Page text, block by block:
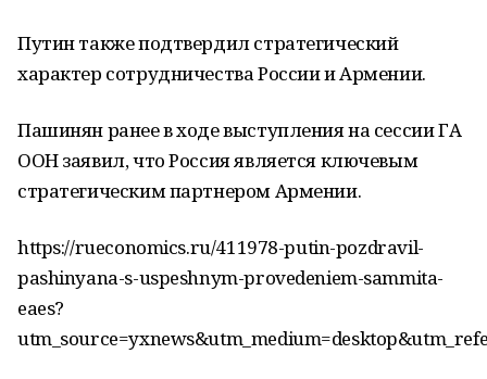
Путин также подтвердил стратегический
характер сотрудничества России и Армении.
Пашинян ранее в ходе выступления на сессии ГА
ООН заявил, что Россия является ключевым
стратегическим партнером Армении.
https://rueconomics.ru/411978-putin-pozdravil-
pashinyana-s-uspeshnym-provedeniem-sammita-
eaes?